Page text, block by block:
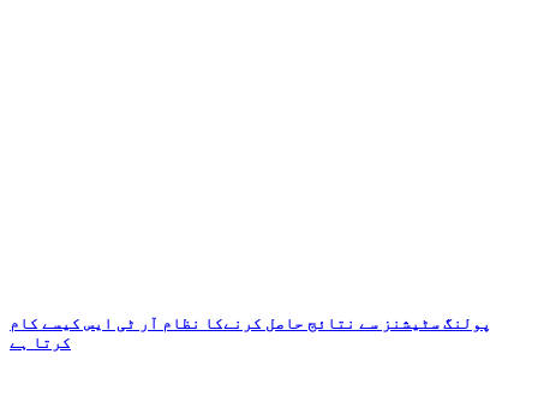
پولنگ سٹیشنز سے نتائج حاصل کرنےکا نظام آر ٹی ایس کیسے کام
کرتا ہے